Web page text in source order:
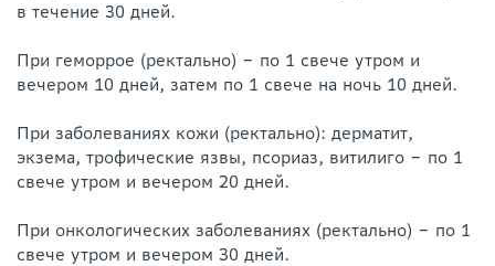
в течение 30 дней.
При геморрое (ректально) ‒ по 1 свече утром и
вечером 10 дней, затем по 1 свече на ночь 10 дней.
При заболеваниях кожи (ректально): дерматит,
экзема, трофические язвы, псориаз, витилиго ‒ по 1
свече утром и вечером 20 дней.
При онкологических заболеваниях (ректально) ‒ по 1
свече утром и вечером 30 дней.